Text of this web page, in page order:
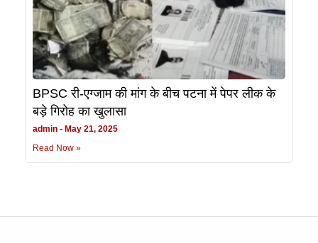
BPSC री-एग्जाम की मांग के बीच पटना में पेपर लीक के
बड़े गिरोह का खुलासा
admin
May 21, 2025
Read Now »